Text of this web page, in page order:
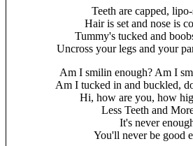
Teeth are capped,
Hair is set and nose is
Tummy's tucked and
Uncross your legs and your
Am I smilin enough? Am I
Am I tucked in and buckled,
Hi, how are you, how
Less Teeth and
It's never
You'll never be good